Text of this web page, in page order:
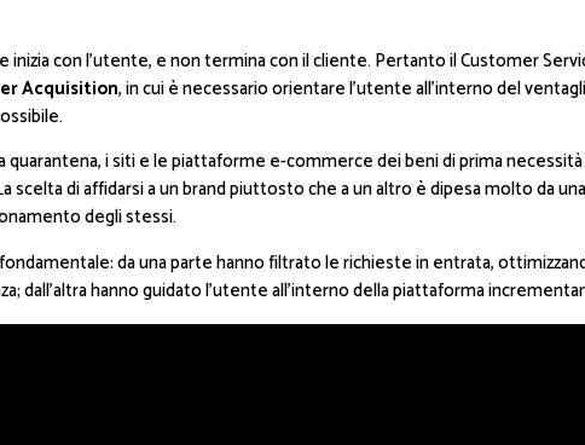
con l’utente, e non termina con il cliente. Pertanto il Customer
Acquisition, in cui è necessario orientare l’utente all’interno del
quarantena, i siti e le piattaforme e-commerce dei beni di prima
scelta di affidarsi a un brand piuttosto che a un altro è dipesa molto da
degli stessi.
da una parte hanno filtrato le richieste in entrata,
dall’altra hanno guidato l’utente all’interno della piattaforma